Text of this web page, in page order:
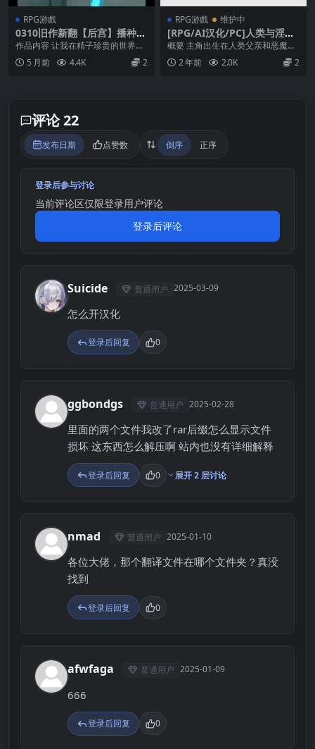
RPG游戲
0310旧作新翻【后宫】播种委
员会 播種委員会 ver.1.2【AI
作品内容 让我在精子珍贵的世界里
怀孕吧！ · 剧情简介 在遥远的未
来，男性体内变...
5 月前 4.4K 2
RPG游戲 维护中
[RPG/AI汉化/PC]人类与淫魔
之子的故事
概要 主角出生在人类父亲和恶魔母
亲之间。 他一边向父母隐瞒自己有
一半日本血统的事...
2 年前 2.0K 2
评论 22
发布日期 点赞数 倒序 正序
登录后参与讨论
当前评论区仅限登录用户评论
登录后评论
S Suicide 普通用户 2025-03-09
怎么开汉化
登录后回复 0
G ggbondgs 普通用户 2025-02-28
里面的两个文件我改了rar后缀怎么显示文件
损坏 这东西怎么解压啊 站内也没有详细解释
登录后回复 0 展开 2 层讨论
N nmad 普通用户 2025-01-10
各位大佬，那个翻译文件在哪个文件夹？真没
找到
登录后回复 0
A afwfaga 普通用户 2025-01-09
666
登录后回复 0